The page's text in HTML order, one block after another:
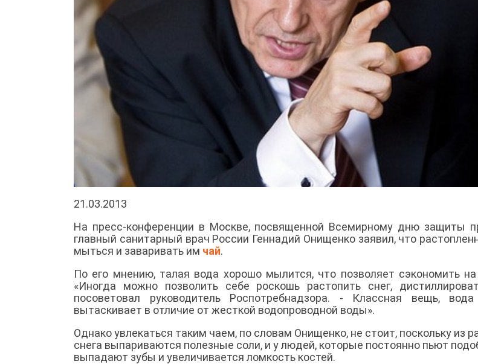
21.03.2013
На пресс-конференции в Москве, посвященной Всемирному дню защиты
главный санитарный врач России Геннадий Онищенко заявил, что
мыться и заваривать им чай.
По его мнению, талая вода хорошо мылится, что позволяет сэкономить
«Иногда можно позволить себе роскошь растопить снег,
посоветовал руководитель Роспотребнадзора. - Классная вещь,
вытаскивает в отличие от жесткой водопроводной воды».
Однако увлекаться таким чаем, по словам Онищенко, не стоит, поскольку из
снега выпариваются полезные соли, и у людей, которые постоянно пьют
выпадают зубы и увеличивается ломкость костей.